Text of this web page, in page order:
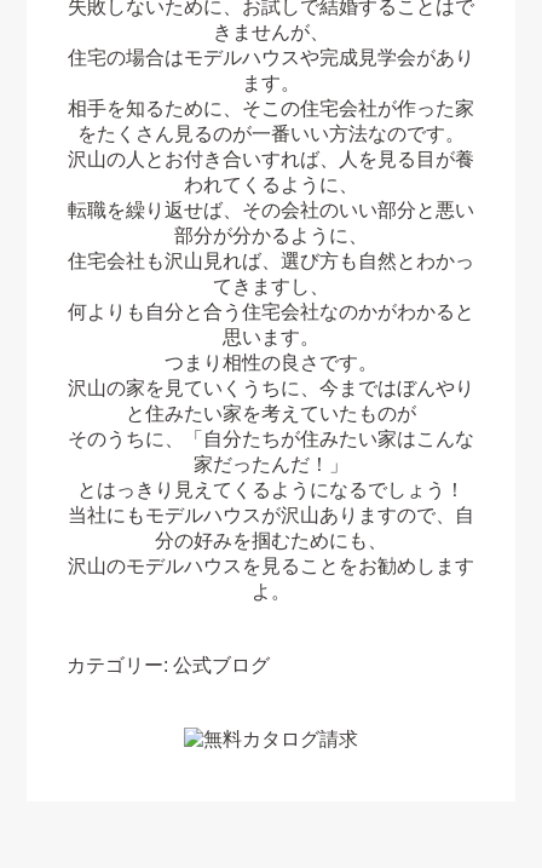
失敗しないために、お試しで結婚することはで
きませんが、
住宅の場合はモデルハウスや完成見学会があり
ます。
相手を知るために、そこの住宅会社が作った家
をたくさん見るのが一番いい方法なのです。
沢山の人とお付き合いすれば、人を見る目が養
われてくるように、
転職を繰り返せば、その会社のいい部分と悪い
部分が分かるように、
住宅会社も沢山見れば、選び方も自然とわかっ
てきますし、
何よりも自分と合う住宅会社なのかがわかると
思います。
つまり相性の良さです。
沢山の家を見ていくうちに、今まではぼんやり
と住みたい家を考えていたものが
そのうちに、「自分たちが住みたい家はこんな
家だったんだ！」
とはっきり見えてくるようになるでしょう！
当社にもモデルハウスが沢山ありますので、自
分の好みを掴むためにも、
沢山のモデルハウスを見ることをお勧めします
よ。
カテゴリー: 公式ブログ